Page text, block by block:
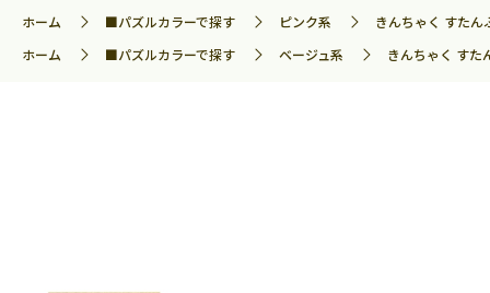
ホーム
■パズルカラーで探す ピンク系
きんちゃく すた
ホーム
■パズルカラーで探す ベージュ系 きんちゃく す